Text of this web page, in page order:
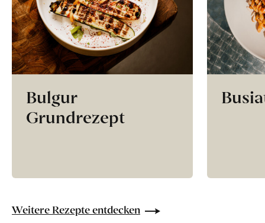
Bulgur
Grundrezept
Weitere Rezepte entdecken